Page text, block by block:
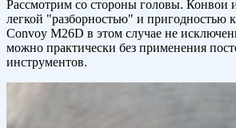
Рассмотрим со стороны головы. Конвои
легкой "разборностью" и пригодностью
Convoy M26D в этом случае не
можно практически без применения
инструментов.